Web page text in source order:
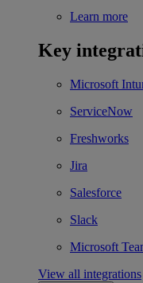
Learn more
Key
Microsoft
ServiceNow
Freshworks
Jira
Salesforce
Slack
Microsoft
View all integrations